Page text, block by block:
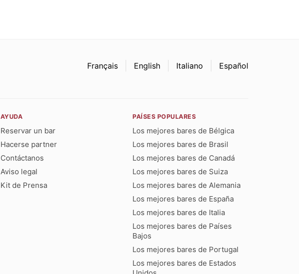
Français English Italiano Español
AYUDA
Reservar un bar
Hacerse partner
Contáctanos
Aviso legal
Kit de Prensa
PAÍSES POPULARES
Los mejores bares de Bélgica
Los mejores bares de Brasil
Los mejores bares de Canadá
Los mejores bares de Suiza
Los mejores bares de Alemania
Los mejores bares de España
Los mejores bares de Italia
Los mejores bares de Países
Bajos
Los mejores bares de Portugal
Los mejores bares de Estados